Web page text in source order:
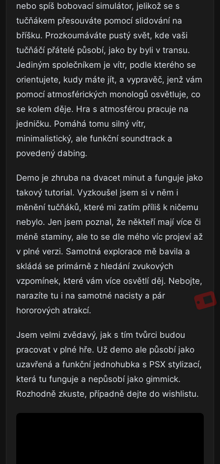
nebo spíš bobovací simulátor, jelikož se s
tučňákem přesouváte pomocí slidování na
bříšku. Prozkoumáváte pustý svět, kde vaši
tučňáčí přátelé působí, jako by byli v transu.
Jediným společníkem je vítr, podle kterého se
orientujete, kudy máte jít, a vypravěč, jenž vám
pomocí atmosférických monologů osvětluje, co
se kolem děje. Hra s atmosférou pracuje na
jedničku. Pomáhá tomu silný vítr,
minimalistický, ale funkční soundtrack a
povedený dabing.
Demo je zhruba na dvacet minut a funguje jako
takový tutorial. Vyzkoušel jsem si v něm i
měnění tučňáků, které mi zatím příliš k ničemu
nebylo. Jen jsem poznal, že někteří mají více či
méně staminy, ale to se dle mého víc projeví až
v plné verzi. Samotná explorace mě bavila a
skládá se primárně z hledání zvukových
vzpomínek, které vám více osvětlí děj. Nebojte,
narazíte tu i na samotné nacisty a pár
hororových atrakcí.
Jsem velmi zvědavý, jak s tím tvůrci budou
pracovat v plné hře. Už demo ale působí jako
uzavřená a funkční jednohubka s PSX stylizací,
která tu funguje a nepůsobí jako gimmick.
Rozhodně zkuste, případně dejte do wishlistu.